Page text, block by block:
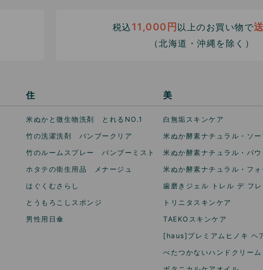
税込11,000円 以上のお買い物で
（北海道・沖縄を除く）
住
米ぬかと微生物洗剤 とれるNO.1
竹の洗濯洗剤 バンブークリア
竹のルームスプレー バンブーミスト
ホタテの衛生用品 メナージュ
はぐくむさらし
とうもろこしスポンジ
男性用日傘
美
白無垢スキンケア
米ぬか酵素ナチュラル・ソ
米ぬか酵素ナチュラル・パウ
米ぬか酵素ナチュラル・フォ
歯磨きジェル トレル デ フレ
トリニタスキンケア
TAEKOスキンケア
[haus]プレミアムヒノキ ヘ
べたつかないハンドクリーム